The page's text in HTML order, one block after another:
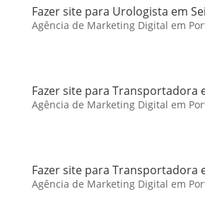
Fazer site para Urologista em
Agência de Marketing Digital em
Fazer site para Transportadora
Agência de Marketing Digital em
Fazer site para Transportadora
Agência de Marketing Digital em